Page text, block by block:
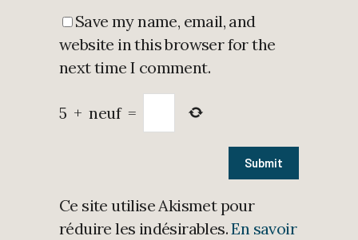
Save my name, email, and
website in this browser for the
next time I comment.
5 + neuf =
Ce site utilise Akismet pour
réduire les indésirables.En savoir